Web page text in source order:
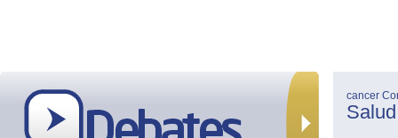
cancer
Salud